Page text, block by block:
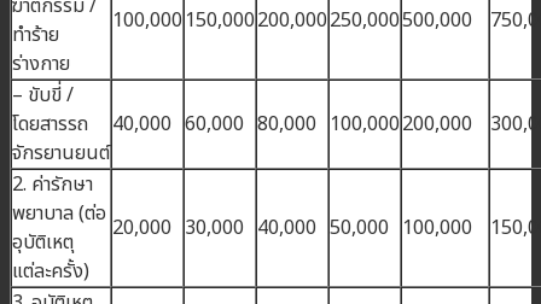
ฆาตกรรม /
ทำร้าย
ร่างกาย
100,000 150,000200,000250,000500,000
– ขับขี่ /
โดยสารรถ
จักรยานยนต์
40,000 60,000 80,000 100,000200,000
2. ค่ารักษา
พยาบาล (ต่อ
อุบัติเหตุ
แต่ละครั้ง)
20,000 30,000 40,000 50,000 100,000